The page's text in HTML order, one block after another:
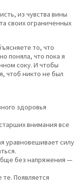
из чувства вины
своих ограниченных
то, что
поняла, что пока я
соку. И чтобы
чтоб никто не был
здоровья
внимания все
уравновешивает силу
без напряжения —
Появляется